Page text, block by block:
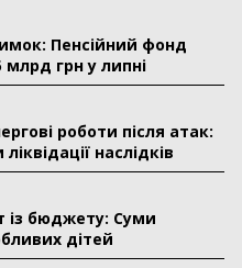
Пенсійний фонд
грн у липні
роботи після атак:
наслідків
із бюджету: Суми
дітей